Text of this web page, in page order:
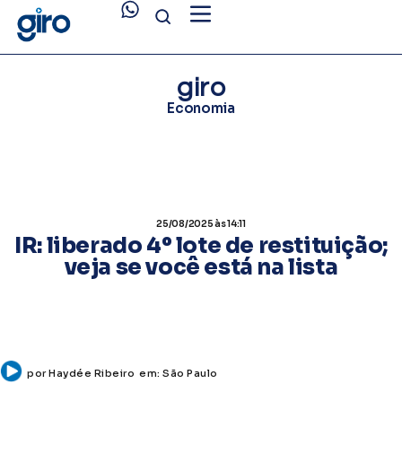
giro
Economia
25/08/2025às 14:11
IR: liberado 4º lote de restituição;
veja se você está na lista
porHaydée Ribeiro em: São Paulo